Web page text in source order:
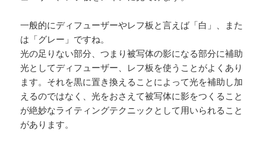
一般的にディフューザーやレフ板と言えば「白」、また
は「グレー」ですね。
光の足りない部分、つまり被写体の影になる部分に補助
光としてディフューザー、レフ板を使うことがよくあり
ます。それを黒に置き換えることによって光を補助し加
えるのではなく、光をおさえて被写体に影をつくること
が絶妙なライティングテクニックとして用いられること
があります。